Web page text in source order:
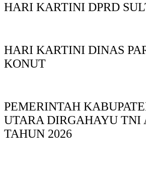
HARI KARTINI DPRD
HARI KARTINI DINAS
KONUT
PEMERINTAH
UTARA DIRGAHAYU TNI
TAHUN 2026